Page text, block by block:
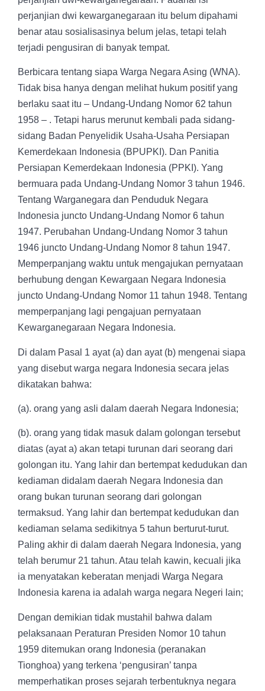
perjanjian dwi kewarganegaraan itu belum dipahami
benar atau sosialisasinya belum jelas, tetapi telah
terjadi pengusiran di banyak tempat.
Berbicara tentang siapa Warga Negara Asing (WNA).
Tidak bisa hanya dengan melihat hukum positif yang
berlaku saat itu – Undang-Undang Nomor 62 tahun
1958 – . Tetapi harus merunut kembali pada sidang-
sidang Badan Penyelidik Usaha-Usaha Persiapan
Kemerdekaan Indonesia (BPUPKI). Dan Panitia
Persiapan Kemerdekaan Indonesia (PPKI). Yang
bermuara pada Undang-Undang Nomor 3 tahun 1946.
Tentang Warganegara dan Penduduk Negara
Indonesia juncto Undang-Undang Nomor 6 tahun
1947. Perubahan Undang-Undang Nomor 3 tahun
1946 juncto Undang-Undang Nomor 8 tahun 1947.
Memperpanjang waktu untuk mengajukan pernyataan
berhubung dengan Kewargaan Negara Indonesia
juncto Undang-Undang Nomor 11 tahun 1948. Tentang
memperpanjang lagi pengajuan pernyataan
Kewarganegaraan Negara Indonesia.
Di dalam Pasal 1 ayat (a) dan ayat (b) mengenai siapa
yang disebut warga negara Indonesia secara jelas
dikatakan bahwa:
(a). orang yang asli dalam daerah Negara Indonesia;
(b). orang yang tidak masuk dalam golongan tersebut
diatas (ayat a) akan tetapi turunan dari seorang dari
golongan itu. Yang lahir dan bertempat kedudukan dan
kediaman didalam daerah Negara Indonesia dan
orang bukan turunan seorang dari golongan
termaksud. Yang lahir dan bertempat kedudukan dan
kediaman selama sedikitnya 5 tahun berturut-turut.
Paling akhir di dalam daerah Negara Indonesia, yang
telah berumur 21 tahun. Atau telah kawin, kecuali jika
ia menyatakan keberatan menjadi Warga Negara
Indonesia karena ia adalah warga negara Negeri lain;
Dengan demikian tidak mustahil bahwa dalam
pelaksanaan Peraturan Presiden Nomor 10 tahun
1959 ditemukan orang Indonesia (peranakan
Tionghoa) yang terkena ‘pengusiran’ tanpa
memperhatikan proses sejarah terbentuknya negara